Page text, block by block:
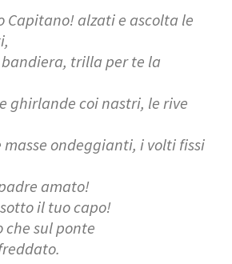
Capitano! alzati e ascolta le
trilla per te la
ghirlande coi nastri, le rive
masse ondeggianti, i volti fissi
amato!
il tuo capo!
che sul ponte